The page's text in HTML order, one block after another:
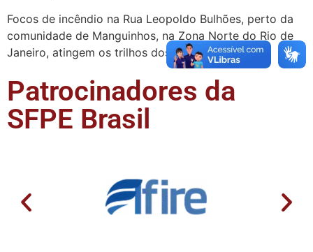
Focos de incêndio na Rua Leopoldo Bulhões, perto da
comunidade de Manguinhos, na Zona Norte do Rio de
Janeiro, atingem os trilhos dos trens da …
Patrocinadores da
SFPE Brasil